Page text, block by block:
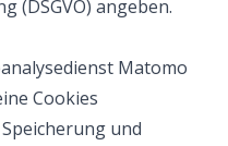
(DSGVO) angeben.
Matomo
Cookies
und